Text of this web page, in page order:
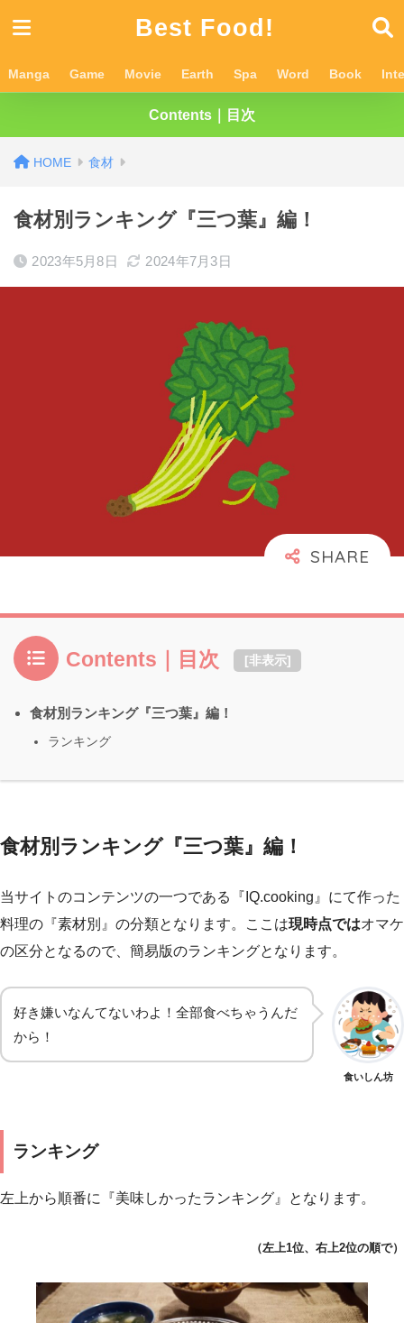
Best Food!
Manga Game Movie Earth Spa Word Book
Contents｜目次
食材
食材別ランキング『三つ葉』編！
2023年5月8日 2024年7月3日
Contents｜目次 [非表示]
食材別ランキング『三つ葉』編！
ランキング
食材別ランキング『三つ葉』編！
当サイトのコンテンツの一つである『IQ.cooking』にて作った
料理の『素材別』の分類となります。ここは現時点ではオマケ
の区分となるので、簡易版のランキングとなります。
好き嫌いなんてないわよ！全部食べちゃうんだ
から！
食いしん坊
ランキング
左上から順番に『美味しかったランキング』となります。
（左上1位、右上2位の順で）